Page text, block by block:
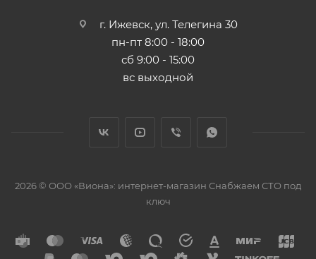
г. Ижевск, ул. Телегина 30
пн-пт 8:00 - 18:00
сб 9:00 - 15:00
вс выходной
2026 © ООО «Виона»: интернет-магазин Снабжаем СТО под
ключ